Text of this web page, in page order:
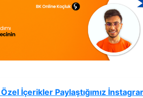
İçerikler Paylaştığımız